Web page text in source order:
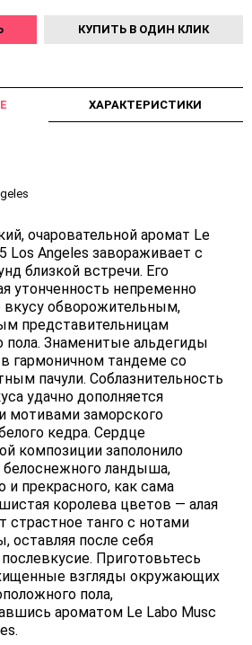
КУПИТЬ В ОДИН КЛИК
ХАРАКТЕРИСТИКИ
очаровательной аромат Le
Los Angeles завораживает с
близкой встречи. Его
утонченность непременно
вкусу обворожительным,
представительницам
пола. Знаменитые альдегиды
гармоничном тандеме со
пачули. Соблазнительность
удачно дополняется
мотивами заморского
кедра. Сердце
композиции заполонило
белоснежного ландыша,
и прекрасного, как сама
королева цветов — алая
страстное танго с нотами
оставляя после себя
Приготовьтесь
взгляды окружающих
пола,
ароматом Le Labo Musc